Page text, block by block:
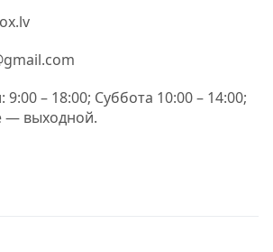
– 18:00; Суббота 10:00 – 14:00;
— выходной.